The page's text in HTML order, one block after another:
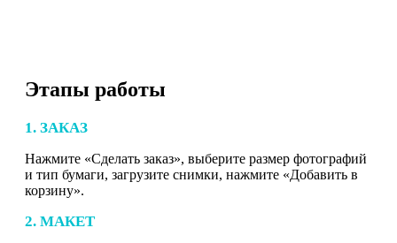
Этапы работы
1. ЗАКАЗ
Нажмите «Сделать заказ», выберите размер фотографий
и тип бумаги, загрузите снимки, нажмите «Добавить в
корзину».
2. МАКЕТ